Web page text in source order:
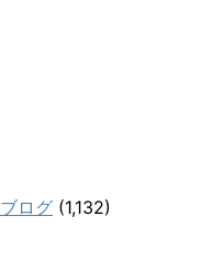
ブログ (1,132)